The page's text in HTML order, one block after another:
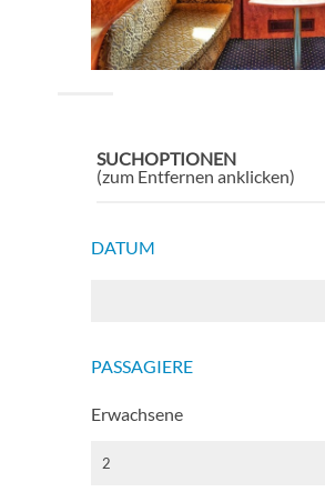
SUCHOPTIONEN
(zum Entfernen anklicken)
DATUM
PASSAGIERE
Erwachsene
2